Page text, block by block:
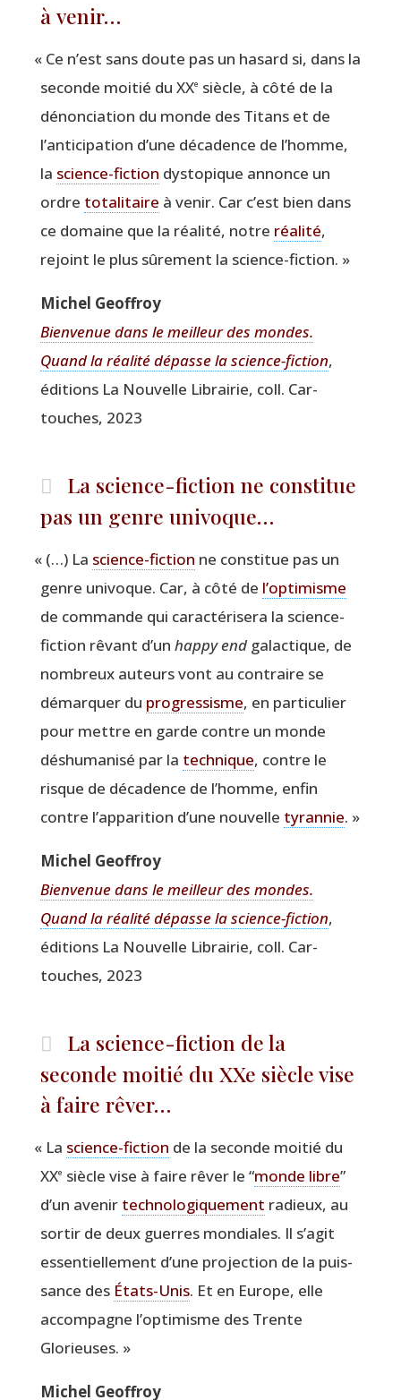
à venir…
« Ce n’est sans doute pas un hasard si, dans la
seconde moi­tié du XXe siècle, à côté de la
dénon­cia­tion du monde des Titans et de
l’anticipation d’une déca­dence de l’homme,
la science-fic­tion dys­to­pique annonce un
ordre tota­li­taire à venir. Car c’est bien dans
ce domaine que la réa­li­té, notre réa­li­té,
rejoint le plus sûre­ment la science-fiction. »
Michel Geof­froy
Bien­ve­nue dans le meilleur des mondes.
Quand la réa­li­té dépasse la science-fic­tion,
édi­tions La Nou­velle Librai­rie, coll. Car­
touches, 2023
La science-fiction ne constitue
pas un genre univoque…
« (…) La science-fic­tion ne consti­tue pas un
genre uni­voque. Car, à côté de l’optimisme
de com­mande qui carac­té­ri­se­ra la science-
fic­tion rêvant d’un hap­py endgalac­tique, de
nom­breux auteurs vont au contraire se
démar­quer du pro­gres­sisme, en par­ti­cu­lier
pour mettre en garde contre un monde
déshu­ma­ni­sé par la tech­nique, contre le
risque de déca­dence de l’homme, enfin
contre l’apparition d’une nou­velle tyran­nie. »
Michel Geof­froy
Bien­ve­nue dans le meilleur des mondes.
Quand la réa­li­té dépasse la science-fic­tion,
édi­tions La Nou­velle Librai­rie, coll. Car­
touches, 2023
La science-fiction de la
seconde moitié du XXe siècle vise
à faire rêver…
« La science-fic­tion de la seconde moi­tié du
XXe siècle vise à faire rêver le “monde libre”
d’un ave­nir tech­no­lo­gi­que­ment radieux, au
sor­tir de deux guerres mon­diales. Il s’agit
essen­tiel­le­ment d’une pro­jec­tion de la puis­
sance des États-Unis. Et en Europe, elle
accom­pagne l’optimisme des Trente
Glorieuses. »
Michel Geof­froy